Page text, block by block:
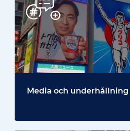
Media och underhållning